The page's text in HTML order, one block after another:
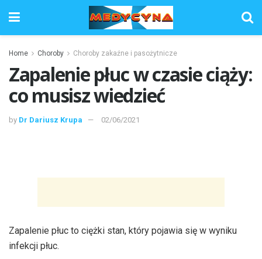
Home Choroby Choroby zakaźne i pasożytnicze
Zapalenie płuc w czasie ciąży:
co musisz wiedzieć
by Dr Dariusz Krupa 02/06/2021
Zapalenie płuc to ciężki stan, który pojawia się w wyniku
infekcji płuc.